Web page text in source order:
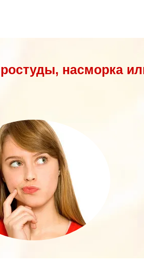
насморка